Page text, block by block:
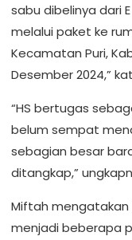
sabu dibelinya dari
melalui paket ke
Kecamatan Puri,
Desember 2024,”
“HS bertugas
belum sempat
sebagian besar
ditangkap,”
Miftah mengatakan
menjadi beberapa